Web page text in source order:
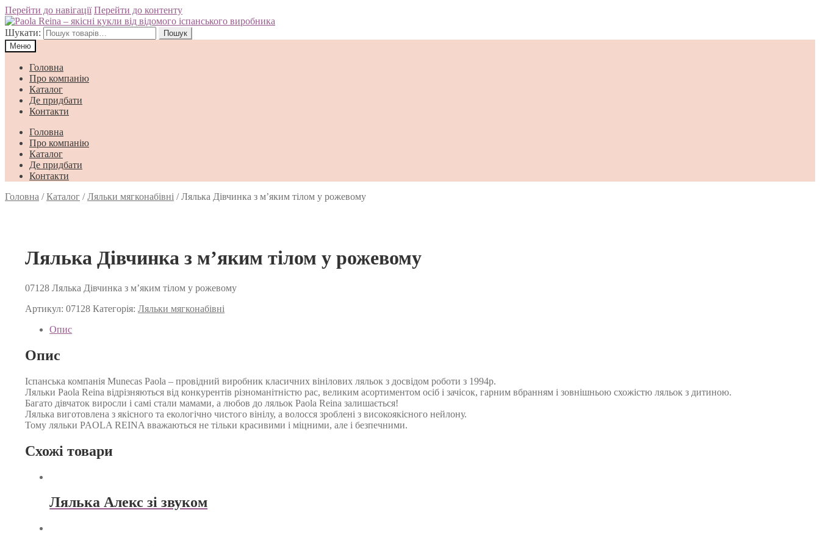
Перейти до навігації Перейти до контенту
Шукати:
Пошук
Меню
Головна
Про компанію
Каталог
Де придбати
Контакти
Головна
Про компанію
Каталог
Де придбати
Контакти
Головна /Каталог /Ляльки мягконабівні /Лялька Дівчинка з м’яким тілом у рожевому
Лялька Дівчинка з м’яким тілом у рожевому
07128 Лялька Дівчинка з м’яким тілом у рожевому
Артикул:07128 Категорія:Ляльки мягконабівні
Опис
Опис
Іспанська компанія Munecas Paola – провідний виробник класичних вінілових ляльок з досвідом роботи з 1994р.
Ляльки Paola Reina відрізняються від конкурентів різноманітністю рас, великим асортиментом осіб і зачісок, гарним вбранням і зовнішньою схожістю ляльок з дитиною.
Багато дівчаток виросли і самі стали мамами, а любов до ляльок Paola Reina залишається!
Лялька виготовлена з якісного та екологічно чистого вінілу, а волосся зроблені з високоякісного нейлону.
Тому ляльки PAOLA REINA вважаються не тільки красивими і міцними, але і безпечними.
Схожі товари
Лялька Алекс зі звуком